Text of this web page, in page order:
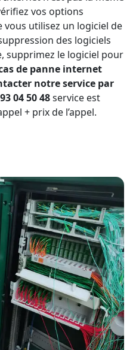
vos options
utilisez un logiciel de
des logiciels
supprimez le logiciel pour
de panne internet
notre service par
04 50 48service est
+ prix de l’appel.